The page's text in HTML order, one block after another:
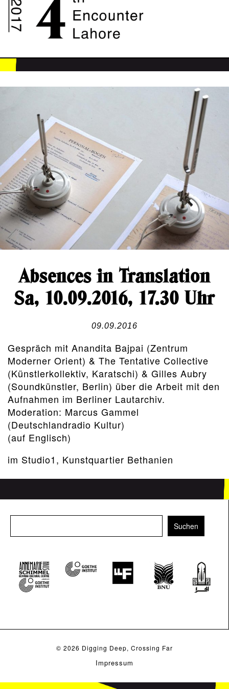
Absences in Translation
Sa, 10.09.2016, 17.30 Uhr
09.09.2016
Gespräch mit Anandita Bajpai (Zentrum
Moderner Orient) & The Tentative Collective
(Künstlerkollektiv, Karatschi) & Gilles Aubry
(Soundkünstler, Berlin) über die Arbeit mit den
Aufnahmen im Berliner Lautarchiv.
Moderation: Marcus Gammel
(Deutschlandradio Kultur)
(auf Englisch)
im Studio1, Kunstquartier Bethanien
© 2026 Digging Deep, Crossing Far
Impressum